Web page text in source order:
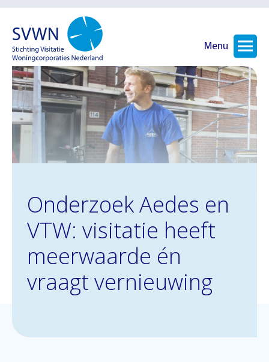
Menu
Onderzoek Aedes en
VTW: visitatie heeft
meerwaarde én
vraagt vernieuwing